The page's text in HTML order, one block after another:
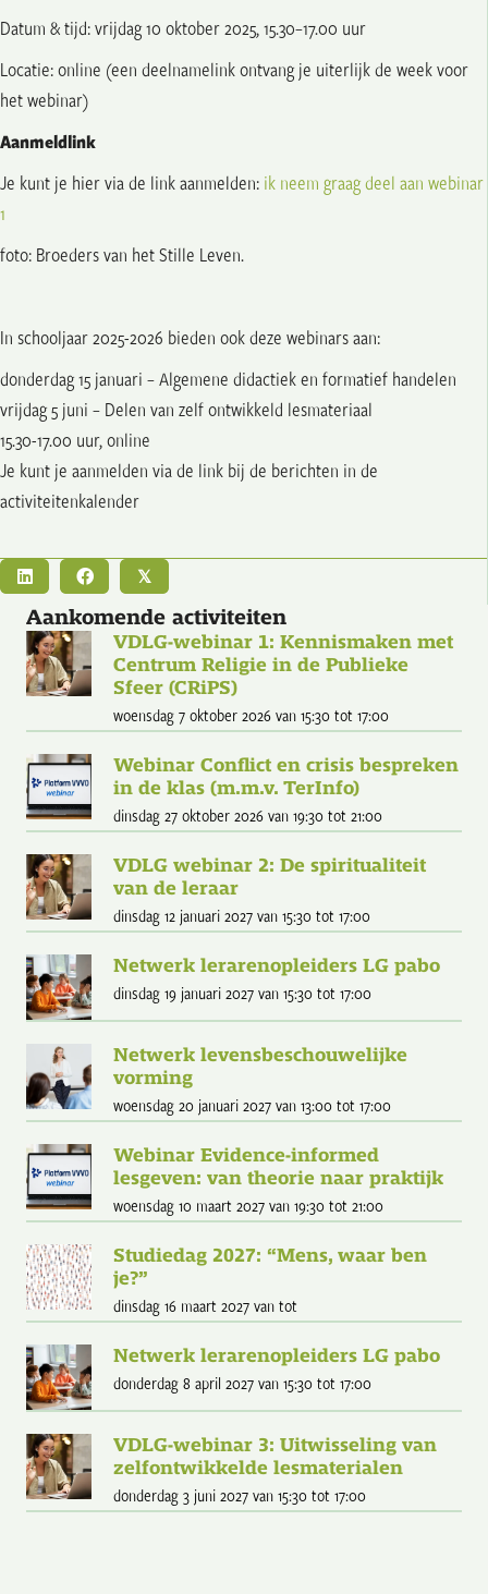
Datum & tijd: vrijdag 10 oktober 2025, 15.30–17.00 uur
Locatie: online (een deelnamelink ontvang je uiterlijk de week voor
het webinar)
Aanmeldlink
Je kunt je hier via de link aanmelden: ik neem graag deel aan webinar
1
foto: Broeders van het Stille Leven.
In schooljaar 2025-2026 bieden ook deze webinars aan:
donderdag 15 januari – Algemene didactiek en formatief handelen
vrijdag 5 juni – Delen van zelf ontwikkeld lesmateriaal
15.30-17.00 uur, online
Je kunt je aanmelden via de link bij de berichten in de
activiteitenkalender
𝕏
Aankomende activiteiten
VDLG-webinar 1: Kennismaken met
Centrum Religie in de Publieke
Sfeer (CRiPS)
woensdag 7 oktober 2026 van 15:30 tot 17:00
Webinar Conflict en crisis bespreken
in de klas (m.m.v. TerInfo)
dinsdag 27 oktober 2026 van 19:30 tot 21:00
VDLG webinar 2: De spiritualiteit
van de leraar
dinsdag 12 januari 2027 van 15:30 tot 17:00
Netwerk lerarenopleiders LG pabo
dinsdag 19 januari 2027 van 15:30 tot 17:00
Netwerk levensbeschouwelijke
vorming
woensdag 20 januari 2027 van 13:00 tot 17:00
Webinar Evidence-informed
lesgeven: van theorie naar praktijk
woensdag 10 maart 2027 van 19:30 tot 21:00
Studiedag 2027: “Mens, waar ben
je?”
dinsdag 16 maart 2027 van tot
Netwerk lerarenopleiders LG pabo
donderdag 8 april 2027 van 15:30 tot 17:00
VDLG-webinar 3: Uitwisseling van
zelfontwikkelde lesmaterialen
donderdag 3 juni 2027 van 15:30 tot 17:00